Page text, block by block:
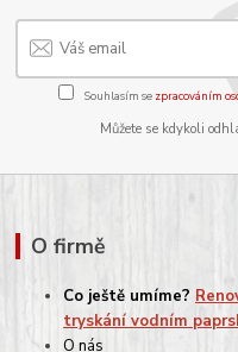
Souhlasím se zpracováním
Můžete se kdykoli
O firmě
Co ještě umíme?
tryskání vodním
O nás